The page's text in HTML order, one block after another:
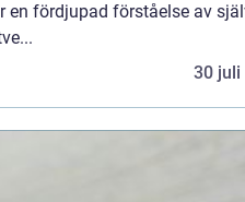
en fördjupad förståelse av
30 juli